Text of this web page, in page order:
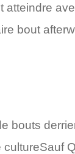
atteindre
bout
bouts